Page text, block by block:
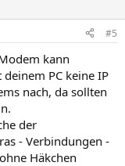
#5
kann
PC keine IP
nach, da sollten
der
- Verbindungen -
Häkchen